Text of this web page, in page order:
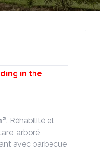
in the
2. Réhabilité et
arboré
avec barbecue